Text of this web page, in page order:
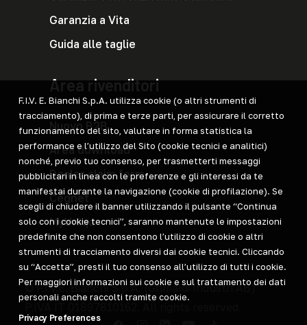
Garanzia a Vita
Guida alle taglie
Area rivenditori
Nuovo B2B
Area download
Dealer claim form
Cegnet
MyUniqo
© F.I.V.E. Bianchi S.p.A. (Grimaldi Industri AB )
F.I.V. E. Bianchi S.p.A. utilizza cookie (o altri strumenti di
tracciamento), di prima e terze parti, per assicurare il corretto
funzionamento del sito, valutare in forma statistica la
performance e l’utilizzo del Sito (cookie tecnici e analitici)
nonché, previo tuo consenso, per trasmetterti messaggi
pubblicitari in linea con le preferenze e gli interessi da te
manifestai durante la navigazione (cookie di profilazione). Se
scegli di chiudere il banner utilizzando il pulsante “Continua
solo con i cookie tecnici”, saranno mantenute le impostazioni
predefinite che non consentono l’utilizzo di cookie o altri
strumenti di tracciamento diversi dai cookie tecnici. Cliccando
su “Accetta”, presti il tuo consenso all’utilizzo di tutti i cookie.
Per maggiori informazioni sui cookie e sul trattamento dei dati
personali anche raccolti tramite cookie.
Privacy Preferences